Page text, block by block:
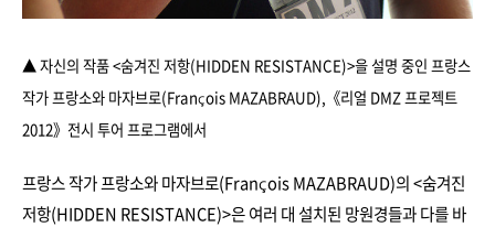
▲ 자신의 작품 <숨겨진 저항(HIDDEN RESISTANCE)>을 설명 중인 프랑스
작가 프랑소와 마자브로(François MAZABRAUD),
《리얼 DMZ 프로젝트
2012》전시 투어 프로그램에서
프랑스 작가 프랑소와 마자브로(François MAZABRAUD)의 <숨겨진
저항(HIDDEN RESISTANCE)>은 여러 대 설치된 망원경들과 다를 바